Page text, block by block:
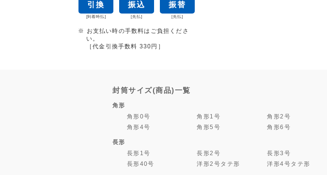
引換
[到着時払]
振込
[先払]
振替
[先払]
※ お支払い時の手数料はご負担くださ
い。
［代金引換手数料 330円］
封筒サイズ(商品)一覧
角形
角形0号 角形1号 角形2号
角形4号
角形5号 角形6号
長形
長形1号 長形2号 長形3号
長形40号
洋形2号タテ形 洋形4号タテ形